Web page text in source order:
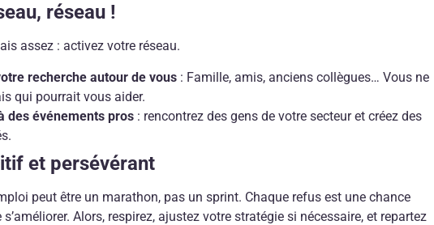
réseau !
assez : activez votre réseau.
recherche autour de vous : Famille, amis, anciens collègues… Vous ne
qui pourrait vous aider.
des événements pros : rencontrez des gens de votre secteur et créez des
et persévérant
peut être un marathon, pas un sprint. Chaque refus est une chance
s’améliorer. Alors, respirez, ajustez votre stratégie si nécessaire, et repartez